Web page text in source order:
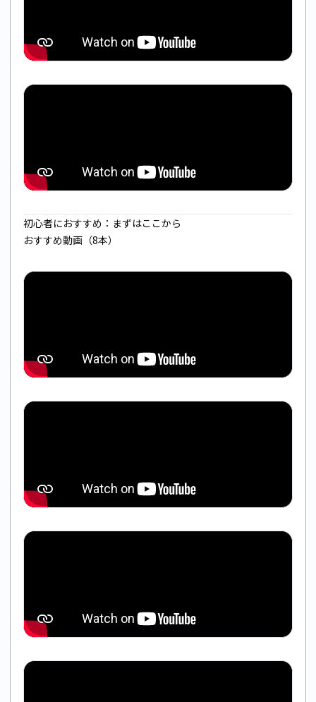
初心者におすすめ：まずはここから
おすすめ動画（8本）